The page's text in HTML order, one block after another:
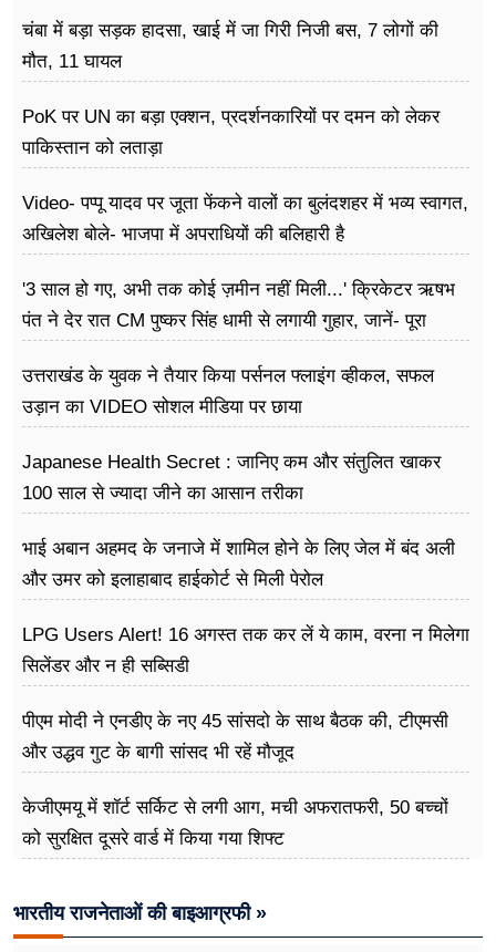
चंबा में बड़ा सड़क हादसा, खाई में जा गिरी निजी बस, 7 लोगों की
मौत, 11 घायल
PoK पर UN का बड़ा एक्शन, प्रदर्शनकारियों पर दमन को लेकर
पाकिस्तान को लताड़ा
Video- पप्पू यादव पर जूता फेंकने वालों का बुलंदशहर में भव्य स्वागत,
अखिलेश बोले- भाजपा में अपराधियों की बलिहारी है
'3 साल हो गए, अभी तक कोई ज़मीन नहीं मिली...' क्रिकेटर ऋषभ
पंत ने देर रात CM पुष्कर सिंह धामी से लगायी गुहार, जानें- पूरा
उत्तराखंड के युवक ने तैयार किया पर्सनल फ्लाइंग व्हीकल, सफल
उड़ान का VIDEO सोशल मीडिया पर छाया
Japanese Health Secret : जानिए कम और संतुलित खाकर
100 साल से ज्यादा जीने का आसान तरीका
भाई अबान अहमद के जनाजे में शामिल होने के लिए जेल में बंद अली
और उमर को इलाहाबाद हाईकोर्ट से मिली पेरोल
LPG Users Alert! 16 अगस्त तक कर लें ये काम, वरना न मिलेगा
सिलेंडर और न ही सब्सिडी
पीएम मोदी ने एनडीए के नए 45 सांसदो के साथ बैठक की, टीएमसी
और उद्धव गुट के बागी सांसद भी रहें मौजूद
केजीएमयू में शॉर्ट सर्किट से लगी आग, मची अफरातफरी, 50 बच्चों
को सुरक्षित दूसरे वार्ड में किया गया शिफ्ट
भारतीय राजनेताओं की बाइआग्रफी »